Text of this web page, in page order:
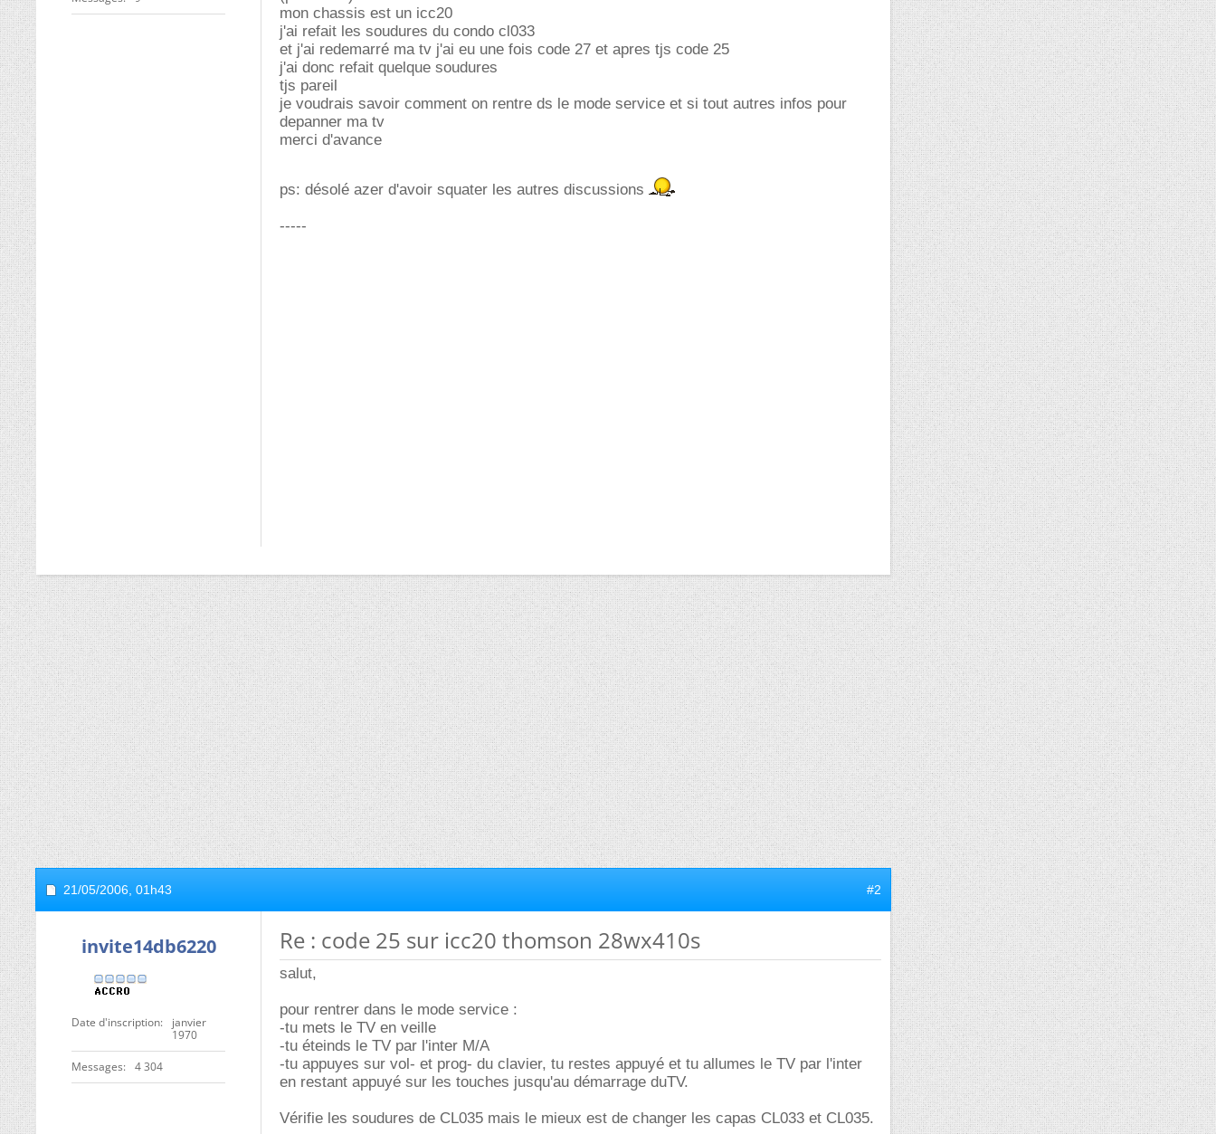
mon chassis est un icc20
j'ai refait les soudures du condo cl033
et j'ai redemarré ma tv j'ai eu une fois code 27 et apres tjs code 25
j'ai donc refait quelque soudures
tjs pareil
je voudrais savoir comment on rentre ds le mode service et si tout autres infos pour
depanner ma tv
merci d'avance
ps: désolé azer d'avoir squater les autres discussions
-----
21/05/2006, 01h43 #2
invite14db6220
Date d'inscription
janvier
1970
Messages 4 304
Re : code 25 sur icc20 thomson 28wx410s
salut,
pour rentrer dans le mode service :
-tu mets le TV en veille
-tu éteinds le TV par l'inter M/A
-tu appuyes sur vol- et prog- du clavier, tu restes appuyé et tu allumes le TV par l'inter
en restant appuyé sur les touches jusqu'au démarrage duTV.
Vérifie les soudures de CL035 mais le mieux est de changer les capas CL033 et CL035.